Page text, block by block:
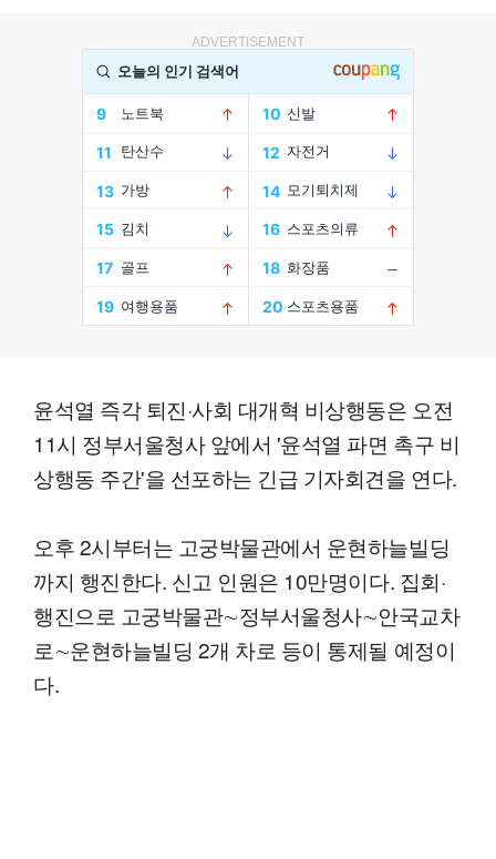
ADVERTISEMENT
윤석열 즉각 퇴진·사회 대개혁 비상행동은 오전
11시 정부서울청사 앞에서 '윤석열 파면 촉구 비
상행동 주간'을 선포하는 긴급 기자회견을 연다.
오후 2시부터는 고궁박물관에서 운현하늘빌딩
까지 행진한다. 신고 인원은 10만명이다. 집회·
행진으로 고궁박물관∼정부서울청사∼안국교차
로∼운현하늘빌딩 2개 차로 등이 통제될 예정이
다.